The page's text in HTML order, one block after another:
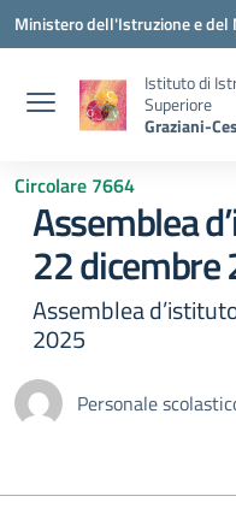
Vai ai contenuti
Vai al menu di navigazione
Vai al footer
Ministero dell'Istruzione e del
Istituto di
Superiore
Graziani-
Circolare 7664
Assemblea
22 dicembre
Assemblea
2025
Personale